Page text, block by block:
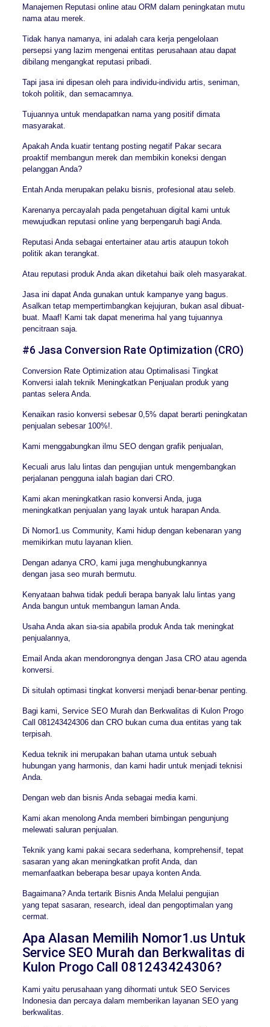
Manajemen Reputasi online atau ORM dalam peningkatan mutu
nama atau merek.
Tidak hanya namanya, ini adalah cara kerja pengelolaan
persepsi yang lazim mengenai entitas perusahaan atau dapat
dibilang mengangkat reputasi pribadi.
Tapi jasa ini dipesan oleh para individu-individu artis, seniman,
tokoh politik, dan semacamnya.
Tujuannya untuk mendapatkan nama yang positif dimata
masyarakat.
Apakah Anda kuatir tentang posting negatif Pakar secara
proaktif membangun merek dan membikin koneksi dengan
pelanggan Anda?
Entah Anda merupakan pelaku bisnis, profesional atau seleb.
Karenanya percayalah pada pengetahuan digital kami untuk
mewujudkan reputasi online yang berpengaruh bagi Anda.
Reputasi Anda sebagai entertainer atau artis ataupun tokoh
politik akan terangkat.
Atau reputasi produk Anda akan diketahui baik oleh masyarakat.
Jasa ini dapat Anda gunakan untuk kampanye yang bagus.
Asalkan tetap mempertimbangkan kejujuran, bukan asal dibuat-
buat. Maaf! Kami tak dapat menerima hal yang tujuannya
pencitraan saja.
#6 Jasa Conversion Rate Optimization (CRO)
Conversion Rate Optimization atau Optimalisasi Tingkat
Konversi ialah teknik Meningkatkan Penjualan produk yang
pantas selera Anda.
Kenaikan rasio konversi sebesar 0,5% dapat berarti peningkatan
penjualan sebesar 100%!.
Kami menggabungkan ilmu SEO dengan grafik penjualan,
Kecuali arus lalu lintas dan pengujian untuk mengembangkan
perjalanan pengguna ialah bagian dari CRO.
Kami akan meningkatkan rasio konversi Anda, juga
meningkatkan penjualan yang layak untuk harapan Anda.
Di Nomor1.us Community, Kami hidup dengan kebenaran yang
memikirkan mutu layanan klien.
Dengan adanya CRO, kami juga menghubungkannya
dengan jasa seo murah bermutu.
Kenyataan bahwa tidak peduli berapa banyak lalu lintas yang
Anda bangun untuk membangun laman Anda.
Usaha Anda akan sia-sia apabila produk Anda tak meningkat
penjualannya,
Email Anda akan mendorongnya dengan Jasa CRO atau agenda
konversi.
Di situlah optimasi tingkat konversi menjadi benar-benar penting.
Bagi kami, Service SEO Murah dan Berkwalitas di Kulon Progo
Call 081243424306 dan CRO bukan cuma dua entitas yang tak
terpisah.
Kedua teknik ini merupakan bahan utama untuk sebuah
hubungan yang harmonis, dan kami hadir untuk menjadi teknisi
Anda.
Dengan web dan bisnis Anda sebagai media kami.
Kami akan menolong Anda memberi bimbingan pengunjung
melewati saluran penjualan.
Teknik yang kami pakai secara sederhana, komprehensif, tepat
sasaran yang akan meningkatkan profit Anda, dan
memanfaatkan beberapa besar upaya konten Anda.
Bagaimana? Anda tertarik Bisnis Anda Melalui pengujian
yang tepat sasaran, research, ideal dan pengoptimalan yang
cermat.
Apa Alasan Memilih Nomor1.us Untuk
Service SEO Murah dan Berkwalitas di
Kulon Progo Call 081243424306?
Kami yaitu perusahaan yang dihormati untuk SEO Services
Indonesia dan percaya dalam memberikan layanan SEO yang
berkwalitas.